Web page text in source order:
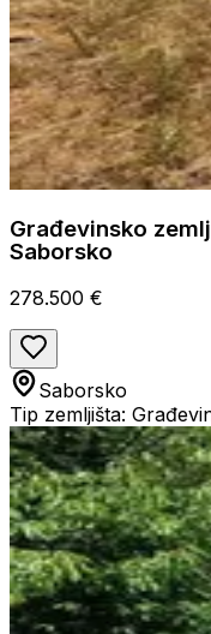
Građevinsko
Saborsko
278.500 €
Saborsko
Tip zemljišta: